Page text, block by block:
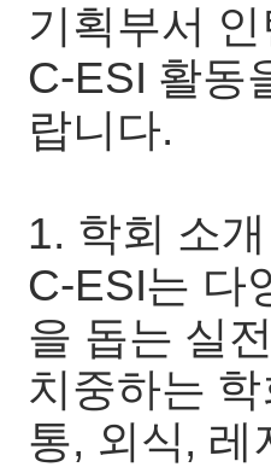
기획부서
C-ESI 활동
랍니다.
1. 학회 소개
C-ESI는 다
을 돕는 실
치중하는
통, 외식, 레